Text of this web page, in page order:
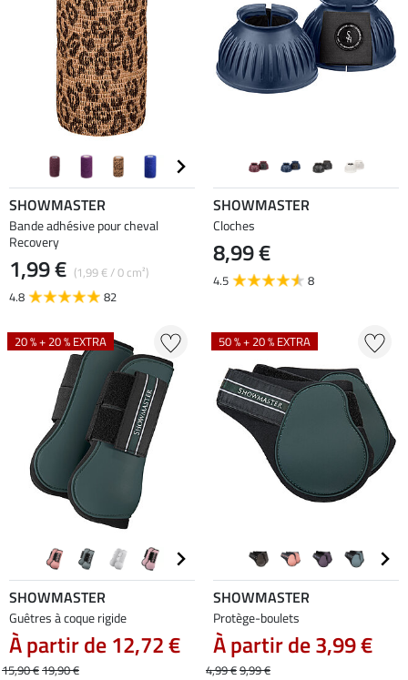
SHOWMASTER
Bande adhésive pour cheval
Recovery
1,99 € (1,99 € / 0 cm²)
4.8
82
SHOWMASTER
Cloches
8,99 €
4.5 8
20 % + 20 % EXTRA
SHOWMASTER
Guêtres à coque rigide
À partir de 12,72 €
15,90 €19,90 €
50 % + 20 % EXTRA
SHOWMASTER
Protège-boulets
À partir de 3,99 €
4,99 €9,99 €